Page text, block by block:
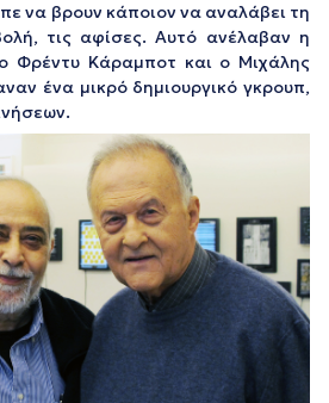
να βρουν κάποιον να αναλάβει τη
τις αφίσες. Αυτό ανέλαβαν η
Φρέντυ Κάραμποτ και ο Μιχάλης
ένα μικρό δημιουργικό γκρουπ,